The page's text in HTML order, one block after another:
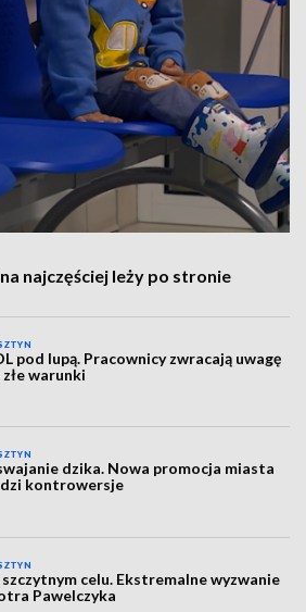
najczęściej leży po stronie
pod lupą. Pracownicy zwracają uwagę
złe warunki
dzika. Nowa promocja miasta
kontrowersje
celu. Ekstremalne wyzwanie
Pawelczyka